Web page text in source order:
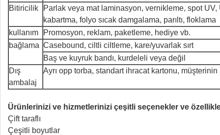
Bitiricilik
Parlak veya mat laminasyon, vernikleme, spot
kabartma, folyo sıcak damgalama, parıltı, floklama
kullanım
Promosyon, reklam, paketleme, hediye vb.
bağlama Casebound, ciltli ciltleme, kare/yuvarlak sırt
Baş ve kuyruk bandı, kurdeleli veya değil
Dış
ambalaj
Ayrı opp torba, standart ihracat kartonu,
Ürünlerinizi ve hizmetlerinizi çeşitli seçenekler ve
Çift taraflı
Çeşitli boyutlar